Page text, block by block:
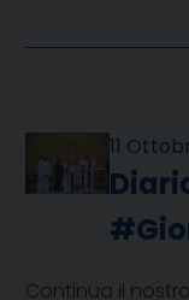
11
Continua il nostro